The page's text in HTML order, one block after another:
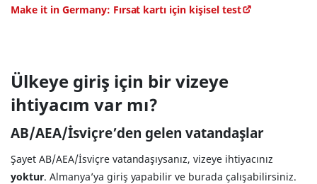
Make it in Germany: Fırsat kartı için kişisel test
Ülkeye giriş için bir vizeye
ihtiyacım var mı?
AB/AEA/İsviçre’den gelen vatandaşlar
Şayet AB/AEA/İsviçre vatandaşıysanız, vizeye ihtiyacınız
yoktur. Almanya’ya giriş yapabilir ve burada çalışabilirsiniz.